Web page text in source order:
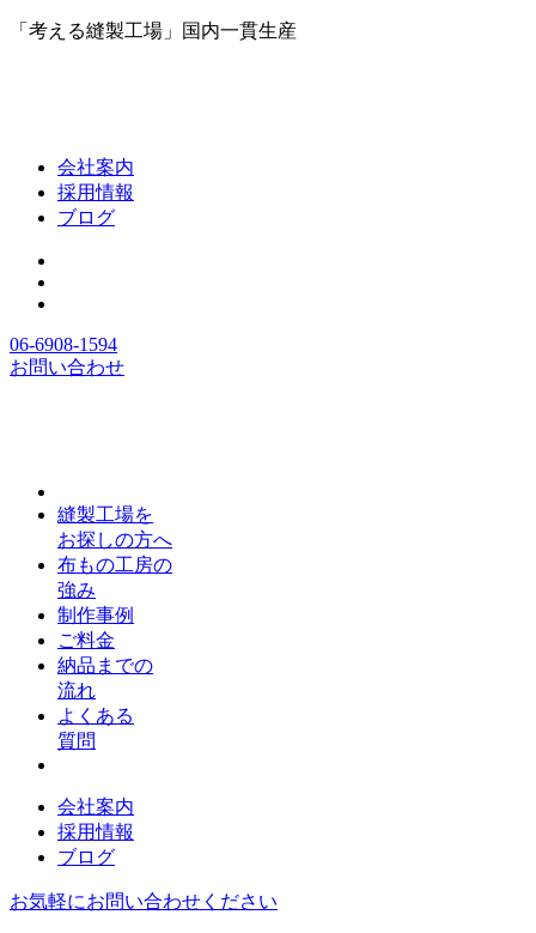
「考える縫製工場」国内一貫生産
会社案内
採用情報
ブログ
06-6908-1594
お問い合わせ
縫製工場を
お探しの方へ
布もの工房の
強み
制作事例
ご料金
納品までの
流れ
よくある
質問
会社案内
採用情報
ブログ
お気軽にお問い合わせください